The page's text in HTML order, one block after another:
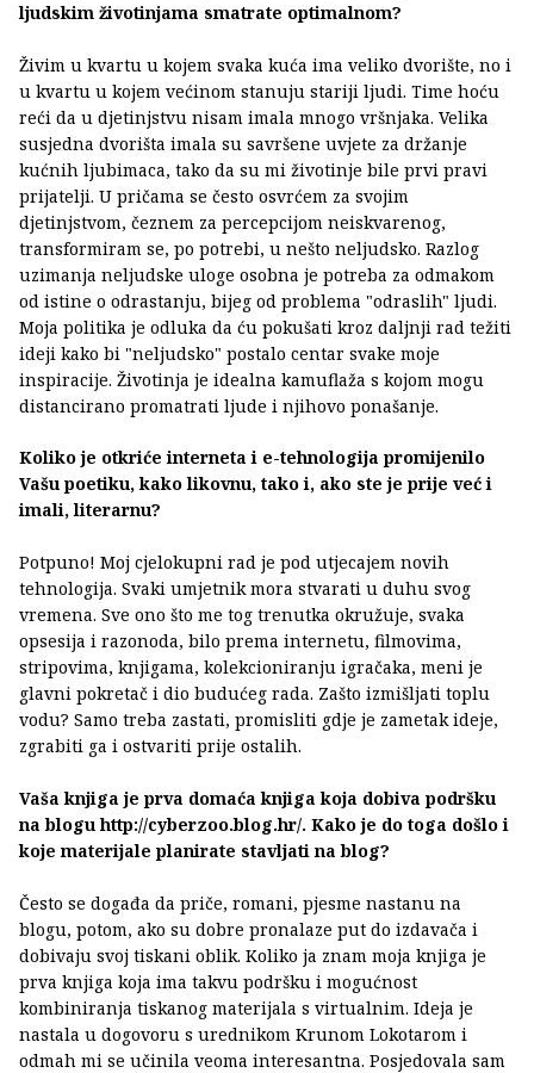
ljudskim životinjama smatrate optimalnom?
Živim u kvartu u kojem svaka kuća ima veliko dvorište, no i
u kvartu u kojem većinom stanuju stariji ljudi. Time hoću
reći da u djetinjstvu nisam imala mnogo vršnjaka. Velika
susjedna dvorišta imala su savršene uvjete za držanje
kućnih ljubimaca, tako da su mi životinje bile prvi pravi
prijatelji. U pričama se često osvrćem za svojim
djetinjstvom, čeznem za percepcijom neiskvarenog,
transformiram se, po potrebi, u nešto neljudsko. Razlog
uzimanja neljudske uloge osobna je potreba za odmakom
od istine o odrastanju, bijeg od problema "odraslih" ljudi.
Moja politika je odluka da ću pokušati kroz daljnji rad težiti
ideji kako bi "neljudsko" postalo centar svake moje
inspiracije. Životinja je idealna kamuflaža s kojom mogu
distancirano promatrati ljude i njihovo ponašanje.
Koliko je otkriće interneta i e-tehnologija promijenilo
Vašu poetiku, kako likovnu, tako i, ako ste je prije već i
imali, literarnu?
Potpuno! Moj cjelokupni rad je pod utjecajem novih
tehnologija. Svaki umjetnik mora stvarati u duhu svog
vremena. Sve ono što me tog trenutka okružuje, svaka
opsesija i razonoda, bilo prema internetu, filmovima,
stripovima, knjigama, kolekcioniranju igračaka, meni je
glavni pokretač i dio budućeg rada. Zašto izmišljati toplu
vodu? Samo treba zastati, promisliti gdje je zametak ideje,
zgrabiti ga i ostvariti prije ostalih.
Vaša knjiga je prva domaća knjiga koja dobiva podršku
na blogu http://cyberzoo.blog.hr/. Kako je do toga došlo i
koje materijale planirate stavljati na blog?
Često se događa da priče, romani, pjesme nastanu na
blogu, potom, ako su dobre pronalaze put do izdavača i
dobivaju svoj tiskani oblik. Koliko ja znam moja knjiga je
prva knjiga koja ima takvu podršku i mogućnost
kombiniranja tiskanog materijala s virtualnim. Ideja je
nastala u dogovoru s urednikom Krunom Lokotarom i
odmah mi se učinila veoma interesantna. Posjedovala sam